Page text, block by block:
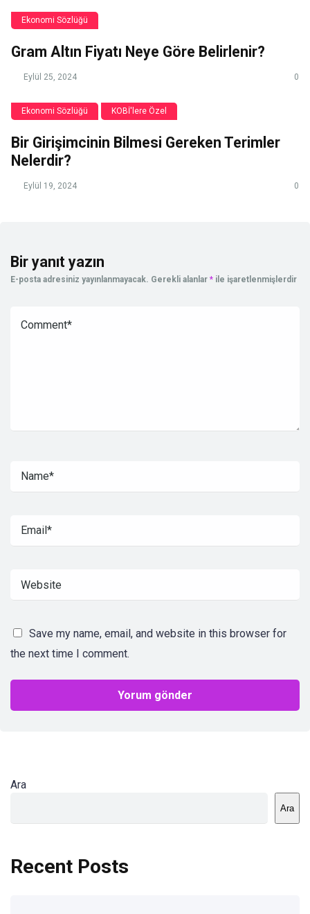
Ekonomi Sözlüğü
Gram Altın Fiyatı Neye Göre Belirlenir?
Eylül 25, 2024 0
Ekonomi Sözlüğü KOBİ'lere Özel
Bir Girişimcinin Bilmesi Gereken Terimler
Nelerdir?
Eylül 19, 2024 0
Bir yanıt yazın
E-posta adresiniz yayınlanmayacak. Gerekli alanlar * ile işaretlenmişlerdir
Save my name, email, and website in this browser for
the next time I comment.
Ara
Ara
Recent Posts